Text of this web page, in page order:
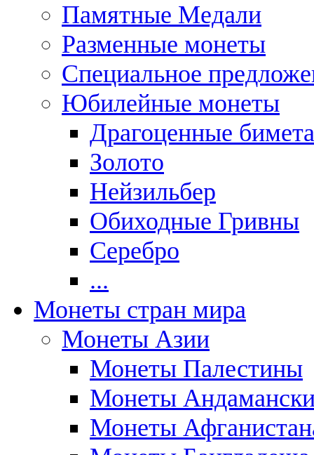
Памятные Медали
Разменные монеты
Специальное
Юбилейные монеты
Драгоценные
Золото
Нейзильбер
Обиходные Гривны
Серебро
...
Монеты стран мира
Монеты Азии
Монеты Палестины
Монеты
Монеты